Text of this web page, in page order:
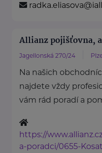
Allianz pojišťovna,
Jagellonská 270/24
Na našich
najdete vždy
vám rád poradí a
https://
a-poradci/0655-